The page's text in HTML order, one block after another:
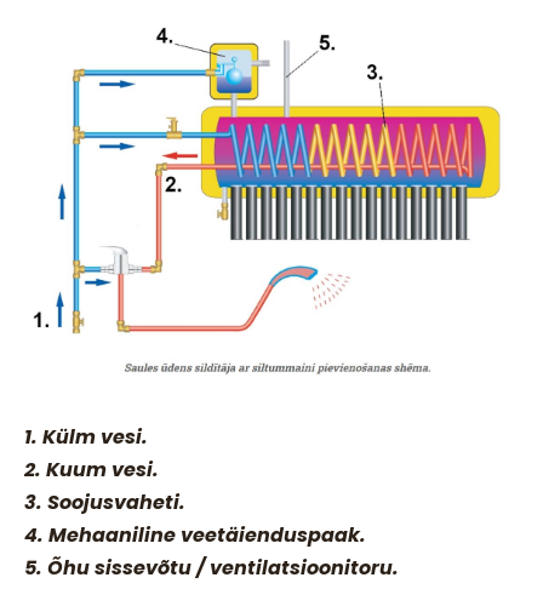
1. Külm vesi.
2. Kuum vesi.
3. Soojusvaheti.
4. Mehaaniline veetäienduspaak.
5. Õhu sissevõtu / ventilatsioonitoru.